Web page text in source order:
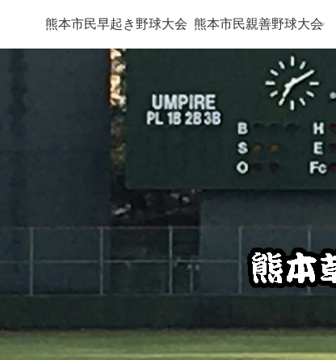
熊本市民早起き野球大会 熊本市民親善野球大会